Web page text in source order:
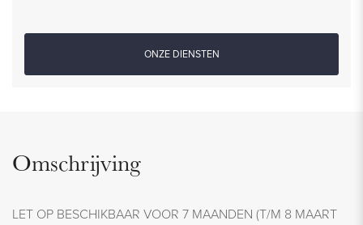
ONZE DIENSTEN
Omschrijving
LET OP BESCHIKBAAR VOOR 7 MAANDEN (T/M 8 MAART